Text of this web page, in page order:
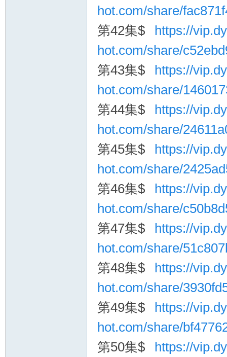
hot.com/share/
第42集$
https://
hot.com/share/
第43集$
https://
hot.com/share/
第44集$
https://
hot.com/share/
第45集$
https://
hot.com/share/
第46集$
https://
hot.com/share/
第47集$
https://
hot.com/share/
第48集$
https://
hot.com/share/
第49集$
https://
hot.com/share/
第50集$
https://